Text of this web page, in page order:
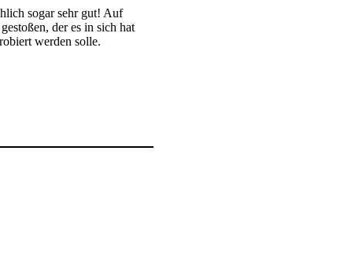
sogar sehr gut! Auf
der es in sich hat
werden solle.